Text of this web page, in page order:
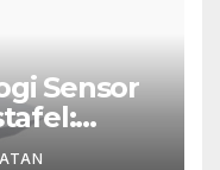
Sensor
Higienis